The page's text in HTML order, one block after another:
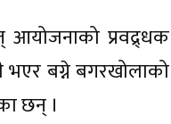
आयोजनाको प्रवद्र्धक
बग्ने बगरखोलाको
छन् ।